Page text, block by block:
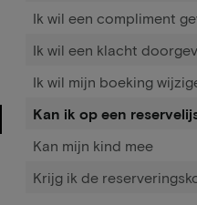
Ik wil een compliment
Ik wil een klacht
Ik wil mijn boeking
Kan ik op een
Kan mijn kind mee
Krijg ik de